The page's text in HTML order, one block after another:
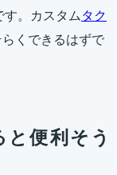
す。カスタムタク
くできるはずで
便利そう